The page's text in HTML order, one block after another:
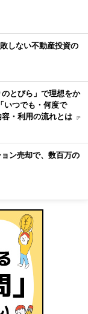
しない不動産投資の
とびら」で理想をか
いつでも・何度で
・利用の流れとは [P
ン売却で、数百万の